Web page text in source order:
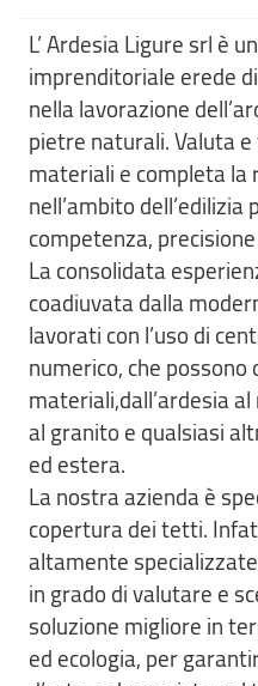
L’ Ardesia Ligure srl è
imprenditoriale erede
nella lavorazione
pietre naturali. Valuta
materiali e completa la
nell’ambito dell’edilizia
competenza,
La consolidata
coadiuvata dalla
lavorati con l’uso di
numerico, che
materiali,dall’ardesia
al granito e qualsiasi
ed estera.
La nostra azienda è
copertura dei tetti.
altamente
in grado di valutare e
soluzione migliore in
ed ecologia, per